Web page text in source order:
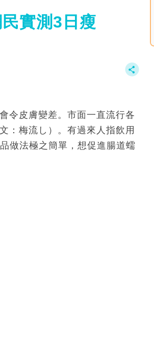
實測3日瘦
令皮膚變差。市面一直流行各
：梅流し）。有過來人指飲用
做法極之簡單，想促進腸道蠕